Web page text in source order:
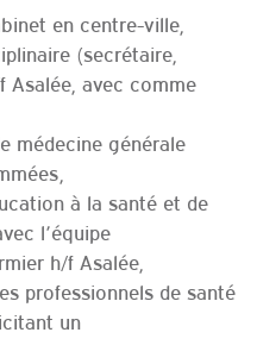
en centre-ville,
(secrétaire,
Asalée, avec comme
médecine générale
à la santé et de
l’équipe
h/f Asalée,
professionnels de santé
un